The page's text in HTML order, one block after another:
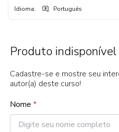
Idioma: Português
Produto indisponível
Cadastre-se e mostre seu
autor(a) deste curso!
Nome *